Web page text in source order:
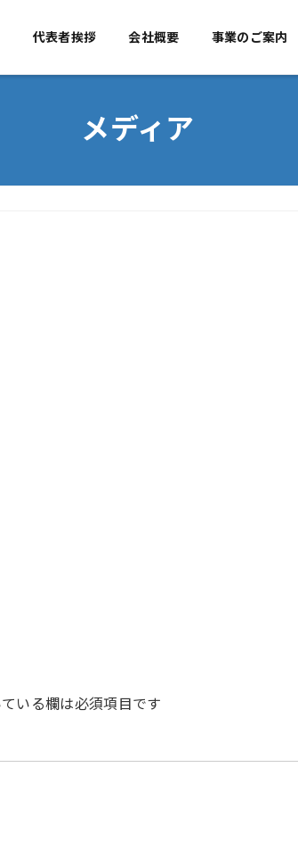
TOPページ 代表者挨拶
代表者挨拶 会社概要 事業のご案内
メディア
いる欄は必須項目です